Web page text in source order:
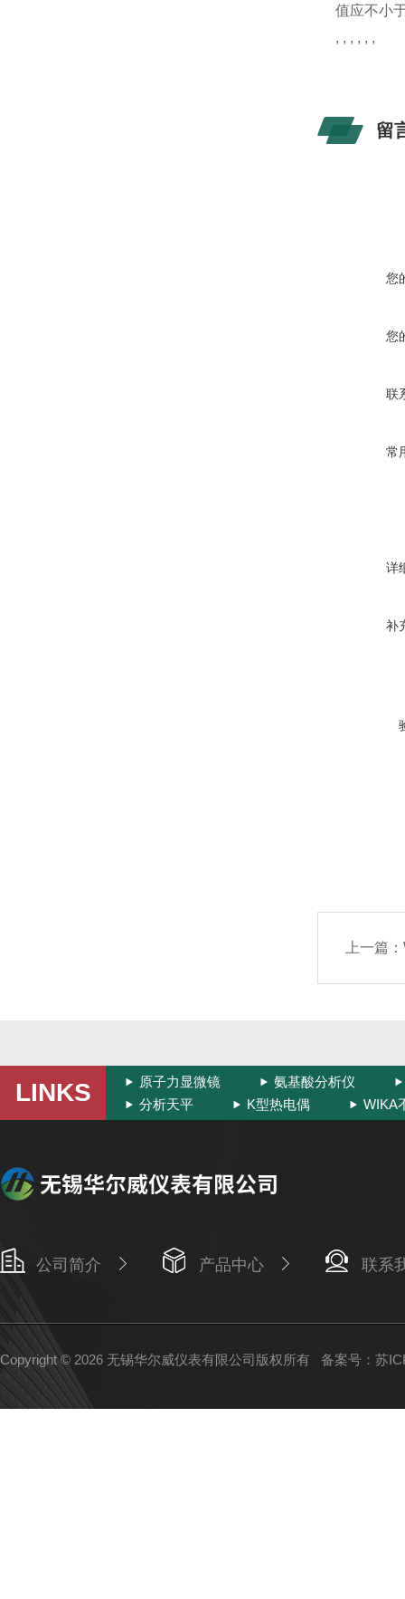
值应不小
, , , , , ,
留
您
您
联
常
详
补
上一篇：
LINKS 原子力显微镜
氨基酸分析仪
分析天平
K型热电偶 WIKA
公司简介 产品中心 联系
Copyright © 2026 无锡华尔威仪表有限公司版权所有 备案号：苏